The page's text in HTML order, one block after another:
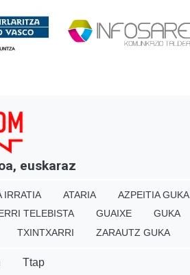
euskaraz
IRRATIA ATARIA AZPEITIA GUKA
TELEBISTA GUAIXE GUKA
TXINTXARRI ZARAUTZ GUKA
Ttap